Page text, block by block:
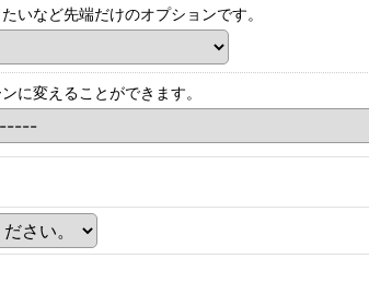
いなど先端だけのオプションです。
に変えることができます。